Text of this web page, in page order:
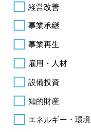
経営改善
事業承継
事業再生
雇用・人材
設備投資
知的財産
エネルギー・環境